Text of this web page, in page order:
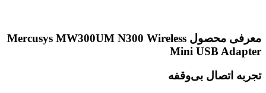
معرفی محصول Mercusys MW300UM N300 Wireless
Mini USB Adapter
تجربه اتصال بی‌وقفه